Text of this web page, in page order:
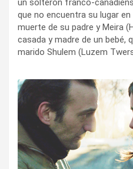
un solterón franco-
que no encuentra su lugar
muerte de su padre y Meira
casada y madre de un bebé,
marido Shulem (Luzem